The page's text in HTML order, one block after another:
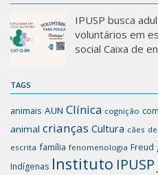
IPUSP busca
voluntários em
social Caixa de
TAGS
animais AUN Clínica cognição
animal crianças Cultura cães
escrita família fenomenologia Freud
Indígenas Instituto IPUSP